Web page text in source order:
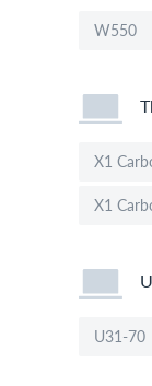
W550
X1
X1
U31-70